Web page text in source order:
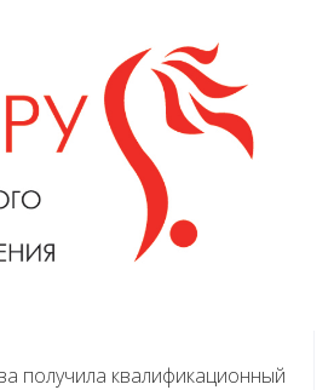
получила квалификационный